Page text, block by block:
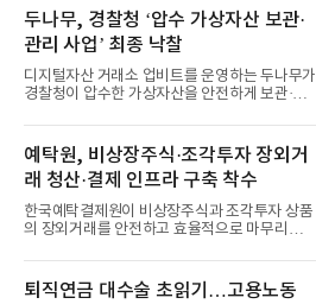
두나무, 경찰청 ‘압수 가상자산 보관·
관리 사업’ 최종 낙찰
디지털자산 거래소 업비트를 운영하는 두나무가
경찰청이 압수한 가상자산을 안전하게 보관·관
예탁원, 비상장주식·조각투자 장외거
래 청산·결제 인프라 구축 착수
한국예탁결제원이 비상장주식과 조각투자 상품
의 장외거래를 안전하고 효율적으로 마무리하기
퇴직연금 대수술 초읽기…고용노동